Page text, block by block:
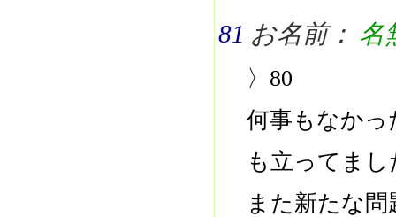
81 お名前： 名
〉80
何事もなかっ
も立ってま
また新たな